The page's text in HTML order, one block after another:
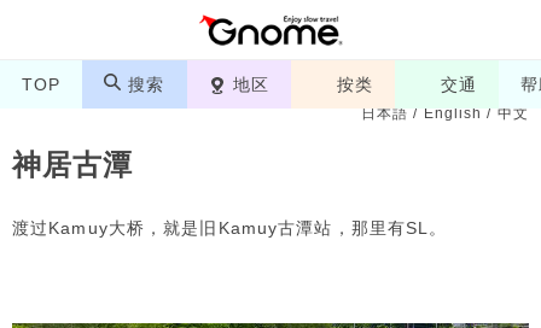
TOP 搜索 地区 按类 交通
日本語/English/中文
神居古潭
渡过Kamuy大桥，就是旧Kamuy古潭站，那里有SL。